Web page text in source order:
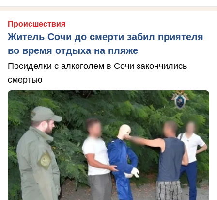
Происшествия
Житель Сочи до смерти забил приятеля
во время отдыха на пляже
Посиделки с алкоголем в Сочи закончились
смертью